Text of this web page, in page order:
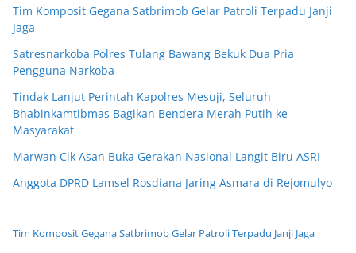
Tim Komposit Gegana Satbrimob Gelar Patroli Terpadu Janji
Jaga
Satresnarkoba Polres Tulang Bawang Bekuk Dua Pria
Pengguna Narkoba
Tindak Lanjut Perintah Kapolres Mesuji, Seluruh
Bhabinkamtibmas Bagikan Bendera Merah Putih ke
Masyarakat
Marwan Cik Asan Buka Gerakan Nasional Langit Biru ASRI
Anggota DPRD Lamsel Rosdiana Jaring Asmara di Rejomulyo
Tim Komposit Gegana Satbrimob Gelar Patroli Terpadu Janji Jaga